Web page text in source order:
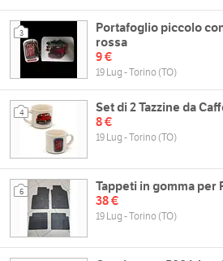
3
Portafoglio piccolo
rossa
9 €
19 Lug - Torino (TO)
4
Set di 2 Tazzine da
8 €
19 Lug - Torino (TO)
6
Tappeti in gomma per
38 €
19 Lug - Torino (TO)